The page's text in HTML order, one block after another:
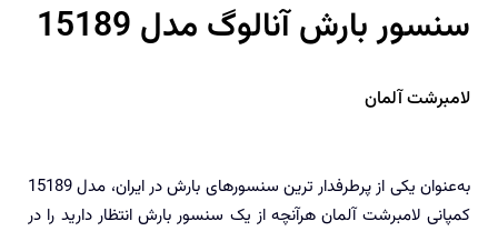
سنسور بارش آنالوگ مدل 15189
لامبرشت آلمان
به‌عنوان یکی از پرطرفدار ترین سنسورهای بارش در ایران، مدل 15189
کمپانی لامبرشت آلمان هرآنچه از یک سنسور بارش انتظار دارید را در